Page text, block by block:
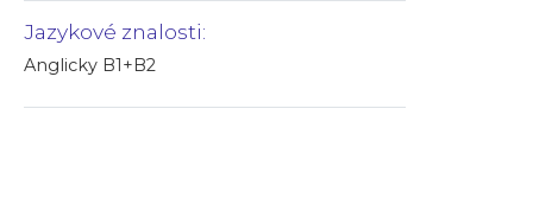
Jazykové znalosti:
Anglicky B1+B2